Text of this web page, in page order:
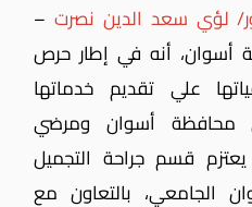
لؤي سعد الدين نصرت–
أسوان، أنه في إطار حرص
علي تقديم خدماتها
محافظة أسوان ومرضي
قسم جراحة التجميل
الجامعي، بالتعاون مع